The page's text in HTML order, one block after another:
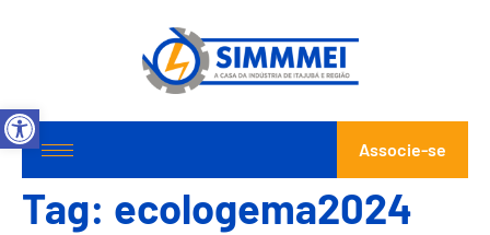
Abrir a barra de ferramentas
Associe-se
Tag: ecologema2024